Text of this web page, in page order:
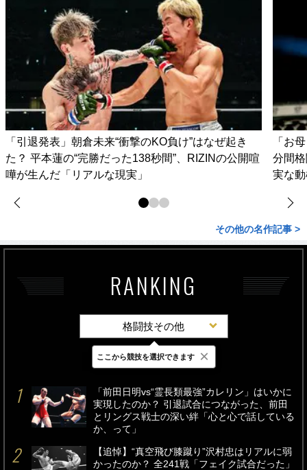
「引退発表」朝倉未来“衝撃のKO負け”はなぜ起き
た？ 平本蓮の“完勝だった138秒間”、RIZINの公開喧
嘩が生んだ「リアルな現実」
「お
分間
実な
その他の名作記事 >
RANKING
格闘技その他
最新 24時間 週間
「前田日明vs“霊長類最強”カレリン」はいかに
実現したのか？ 引退試合につながった、前田
とリングス戦士の深い絆「心と心で話している
か、って」
【追悼】“真空飛び膝蹴り”沢村忠はリアルに弱
かったのか？ 全241戦「フェイク試合だった」
ここから競技を選択できます ×